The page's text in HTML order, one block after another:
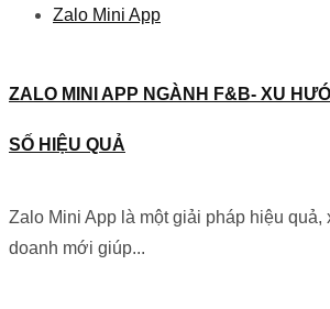
Zalo Mini App
ZALO MINI APP NGÀNH F&B- XU
SỐ HIỆU QUẢ
Zalo Mini App là một giải pháp hiệu
doanh mới giúp...